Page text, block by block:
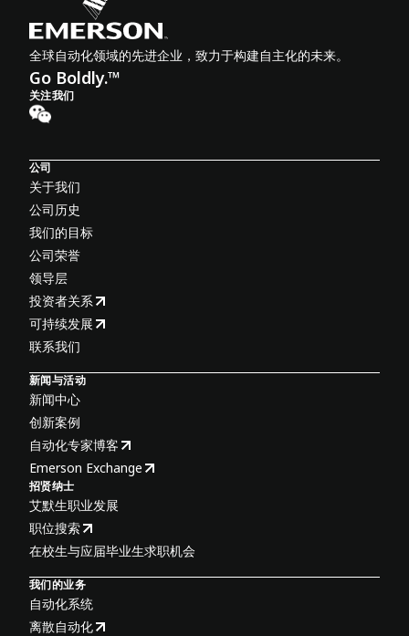
全球自动化领域的先进企业，致力于构建自主化的未来。
Go Boldly.™
关注我们
公司
关于我们
公司历史
我们的目标
公司荣誉
领导层
投资者关系
可持续发展
联系我们
新闻与活动
新闻中心
创新案例
自动化专家博客
Emerson Exchange
招贤纳士
艾默生职业发展
职位搜索
在校生与应届毕业生求职机会
我们的业务
自动化系统
离散自动化